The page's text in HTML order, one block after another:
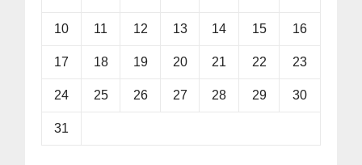
10 11 12 13 14 15 16
17 18 19 20 21 22 23
24 25 26 27 28 29 30
31